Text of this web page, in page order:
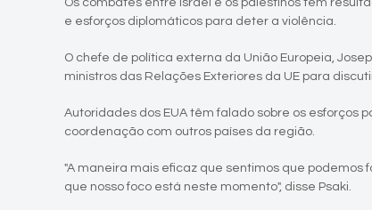
Os combates entre Israel e os palestinos têm
e esforços diplomáticos para deter a violência.
O chefe de política externa da União Europeia,
ministros das Relações Exteriores da UE para
Autoridades dos EUA têm falado sobre os esforços
coordenação com outros países da região.
"A maneira mais eficaz que sentimos que podemos
que nosso foco está neste momento", disse Psaki.